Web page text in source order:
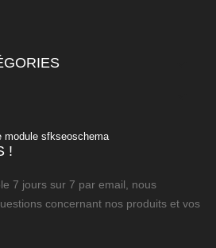
module sfkseoschema
!
7 jours sur 7 par email, nous
concernant nos produits et vos